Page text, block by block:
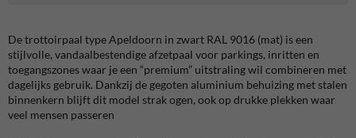
De trottoirpaal type Apeldoorn in zwart RAL 9016 (mat) is een
stijlvolle, vandaalbestendige afzetpaal voor parkings, inritten en
toegangszones waar je een “premium” uitstraling wil combineren met
dagelijks gebruik. Dankzij de gegoten aluminium behuizing met stalen
binnenkern blijft dit model strak ogen, ook op drukke plekken waar
veel mensen passeren